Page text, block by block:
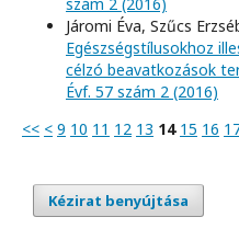
Járomi Éva, Szűcs
Egészségstílusokhoz
célzó beavatkozások
Évf. 57 szám 2 (2016)
<< < 9 10 11 12 13 14 15 16
Kézirat benyújtása